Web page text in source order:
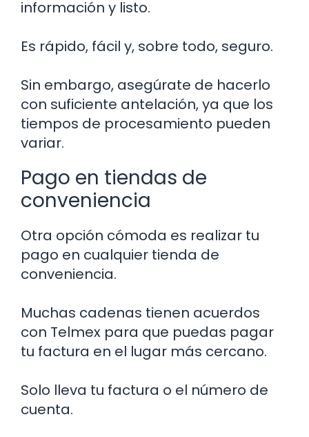
información y listo.
Es rápido, fácil y, sobre todo, seguro.
Sin embargo, asegúrate de hacerlo
con suficiente antelación, ya que los
tiempos de procesamiento pueden
variar.
Pago en tiendas de
conveniencia
Otra opción cómoda es realizar tu
pago en cualquier tienda de
conveniencia.
Muchas cadenas tienen acuerdos
con Telmex para que puedas pagar
tu factura en el lugar más cercano.
Solo lleva tu factura o el número de
cuenta.